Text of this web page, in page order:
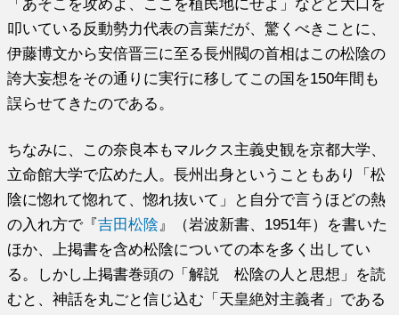
「あそこを攻めよ、ここを植民地にせよ」などと大口を
叩いている反動勢力代表の言葉だが、驚くべきことに、
伊藤博文から安倍晋三に至る長州閥の首相はこの松陰の
誇大妄想をその通りに実行に移してこの国を150年間も
誤らせてきたのである。
ちなみに、この奈良本もマルクス主義史観を京都大学、
立命館大学で広めた人。長州出身ということもあり「松
陰に惚れて惚れて、惚れ抜いて」と自分で言うほどの熱
の入れ方で『吉田松陰 』（岩波新書、1951年）を書いた
ほか、上掲書を含め松陰についての本を多く出してい
る。しかし上掲書巻頭の「解説 松陰の人と思想」を読
むと、神話を丸ごと信じ込む「天皇絶対主義者」である